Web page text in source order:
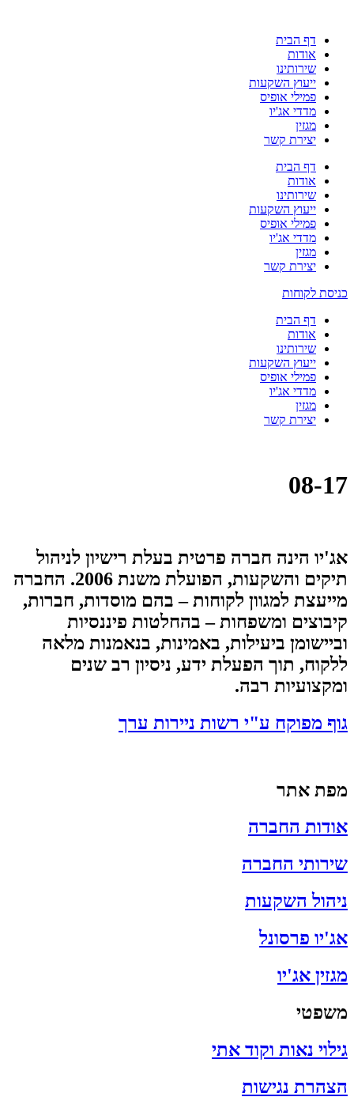
דף הבית
אודות
שירותינו
ייעוץ השקעות
פמילי אופיס
מדדי אג'יו
מגזין
יצירת קשר
דף הבית
אודות
שירותינו
ייעוץ השקעות
פמילי אופיס
מדדי אג'יו
מגזין
יצירת קשר
כניסת לקוחות
דף הבית
אודות
שירותינו
ייעוץ השקעות
פמילי אופיס
מדדי אג'יו
מגזין
יצירת קשר
08-17
אג'יו הינה חברה פרטית בעלת רישיון לניהול
תיקים והשקעות, הפועלת משנת 2006. החברה
מייעצת למגוון לקוחות – בהם מוסדות, חברות,
קיבוצים ומשפחות – בהחלטות פיננסיות
וביישומן ביעילות, באמינות, בנאמנות מלאה
ללקוח, תוך הפעלת ידע, ניסיון רב שנים
ומקצועיות רבה.
גוף מפוקח ע"י רשות ניירות ערך
מפת אתר
אודות החברה
שירותי החברה
ניהול השקעות
אג'יו פרסונל
מגזין אג'יו
משפטי
גילוי נאות וקוד אתי
הצהרת נגישות